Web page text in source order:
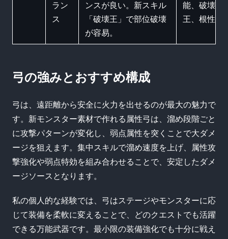
ラン
ス
ンスが良い。新スキル
「破壊王」で部位破壊
が容易。
能、破壊
王、根性
弓の強みとおすすめ構成
弓は、遠距離から安全に火力を出せるのが最大の魅力で
す。新モンスター素材で作れる属性弓は、溜め段階ごと
に攻撃パターンが変化し、弱点属性を突くことで大ダメ
ージを狙えます。集中スキルで溜め速度を上げ、属性攻
撃強化や弱点特効を組み合わせることで、安定したダメ
ージソースとなります。
私の個人的な経験では、弓はステージやモンスターに応
じて装備を柔軟に変えることで、どのクエストでも活躍
できる万能武器です。最小限の装備強化でも十分に戦え